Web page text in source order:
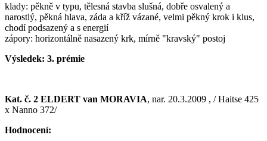
klady: pěkně v typu, tělesná stavba slušná, dobře osvalený a
narostlý, pěkná hlava, záda a kříž vázané, velmi pěkný krok i klus,
chodí podsazený a s energií
zápory: horizontálně nasazený krk, mírně "kravský" postoj
Výsledek: 3. prémie
Kat. č. 2 ELDERT van MORAVIA, nar. 20.3.2009 , / Haitse 425
x Nanno 372/
Hodnocení: